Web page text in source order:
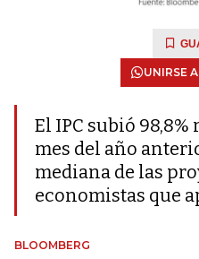
UNIRSE
El IPC subió
mes del año
mediana de las
economistas que
BLOOMBERG